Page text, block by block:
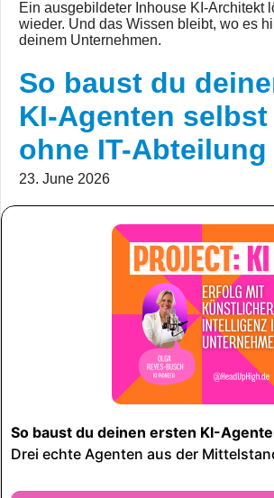
Ein ausgebildeter Inhouse KI-Architekt
wieder. Und das Wissen bleibt, wo es
deinem Unternehmen.
So baust du
KI-Agenten selbst
ohne IT-Abteilung
23. June 2026